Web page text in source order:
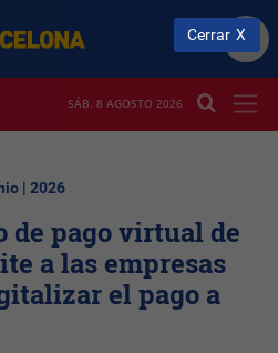
SÁB. 8 AGOSTO 2026
| 2026
de pago virtual de
a las empresas
el pago a
Cerrar